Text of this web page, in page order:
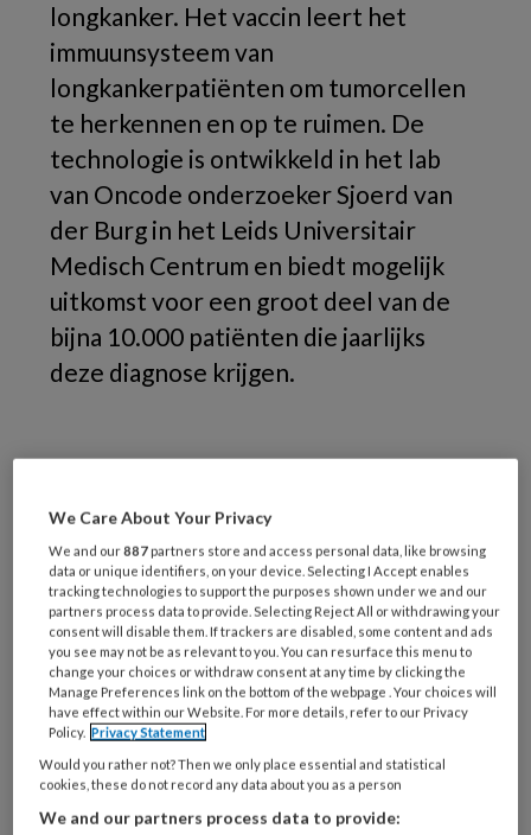
longkanker. Het vaccin leert het
immuunsysteem van
longkankerpatiënten om tumorcellen
te herkennen en op te ruimen. De
technologie is ontwikkeld in het lab
van Oncode onderzoeker Sjoerd van
der Burg in het Leids Universitair
Medisch Centrum en biedt mogelijk
uitkomst voor een groot deel van de
bijna 10.000 patiënten die jaarlijks
deze diagnose krijgen.
Niet-kleincellige longkanker is de meest
voorkomende vorm van longkanker. In 80% van
We Care About Your Privacy
We and our887 partners store and access personal data, like browsing
data or unique identifiers, on your device. Selecting I Accept enables
tracking technologies to support the purposes shown under we and our
partners process data to provide. Selecting Reject All or withdrawing your
consent will disable them. If trackers are disabled, some content and ads
you see may not be as relevant to you. You can resurface this menu to
change your choices or withdraw consent at any time by clicking the
Manage Preferences link on the bottom of the webpage . Your choices will
have effect within our Website. For more details, refer to our Privacy
Policy. Privacy Statement
Would you rather not? Then we only place essential and statistical
cookies, these do not record any data about you as a person
We and our partners process data to provide: